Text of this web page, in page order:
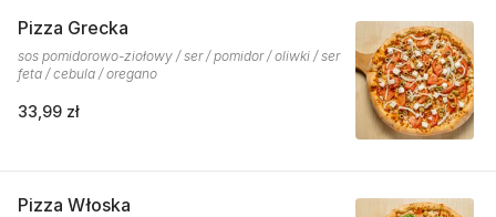
Pizza Grecka
sos pomidorowo-ziołowy / ser / pomidor / oliwki / ser
feta / cebula / oregano
33,99 zł
Pizza Włoska